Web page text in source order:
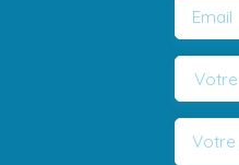
Email